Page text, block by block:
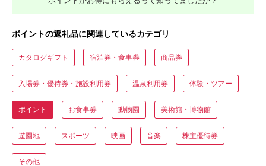
ポイントの返礼品に関連しているカテゴリ
カタログギフト 宿泊券・食事券 商品券
入場券・優待券・施設利用券 温泉利用券 体験・ツアー
ポイント お食事券 動物園 美術館・博物館
遊園地 スポーツ 映画 音楽 株主優待券
その他